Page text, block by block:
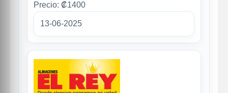
Precio: ₡1400
13-06-2025